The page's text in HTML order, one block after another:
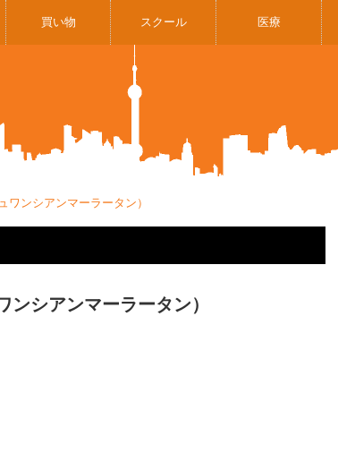
買い物 スクール 医療
ンシアンマーラータン）
シアンマーラータン）